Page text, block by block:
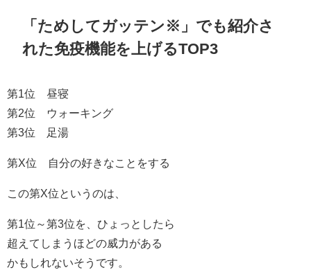
「ためしてガッテン※」でも紹介さ
れた免疫機能を上げるTOP3
第1位 昼寝
第2位 ウォーキング
第3位 足湯
第X位 自分の好きなことをする
この第X位というのは、
第1位～第3位を、ひょっとしたら
超えてしまうほどの威力がある
かもしれないそうです。